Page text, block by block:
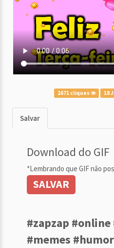
2671 cliques 18
Salvar
Download do GIF
*Lembrando que GIF não
SALVAR
#zapzap
#memes